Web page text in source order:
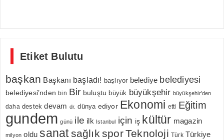
Etiket Bulutu
başkan Başkanı başladı! başlıyor belediye belediyesi
belediyesi’nden bin Bir buluştu büyük büyükşehir büyükşehir’den
daha destek devam dr. dünya ediyor Ekonomi etti Eğitim
gundem günü ile ilk Istanbul için iş kültür magazin
milyon oldu sanatsağlık sporTeknoloji Türk Türkiye